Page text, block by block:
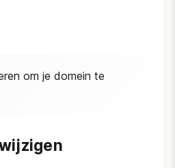
om je domein te